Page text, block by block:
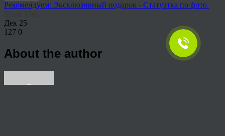
Рекомендуем: Эксклюзивный подарок - Статуэтка по фото.
Дек 25
127 0
About the author